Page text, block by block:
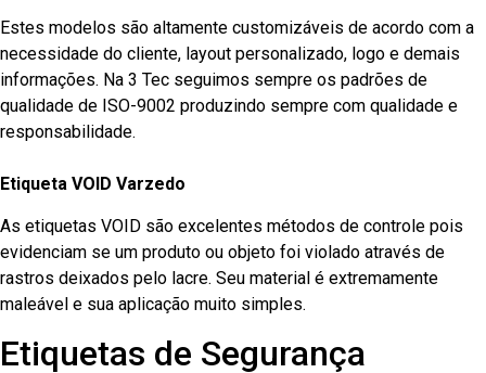
Estes modelos são altamente customizáveis de acordo com a
necessidade do cliente, layout personalizado, logo e demais
informações. Na 3 Tec seguimos sempre os padrões de
qualidade de ISO-9002 produzindo sempre com qualidade e
responsabilidade.
Etiqueta VOID Varzedo
As etiquetas VOID são excelentes métodos de controle pois
evidenciam se um produto ou objeto foi violado através de
rastros deixados pelo lacre. Seu material é extremamente
maleável e sua aplicação muito simples.
Etiquetas de Segurança